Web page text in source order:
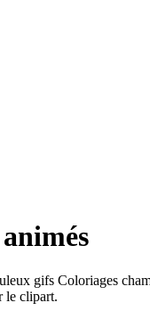
gifs Coloriages
le clipart.